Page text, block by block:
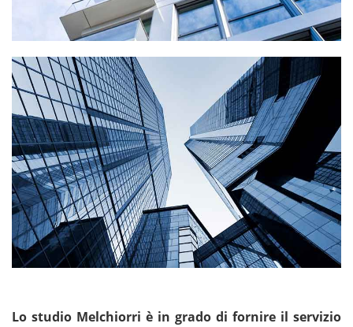
Lo studio Melchiorri è in grado di fornire il servizio